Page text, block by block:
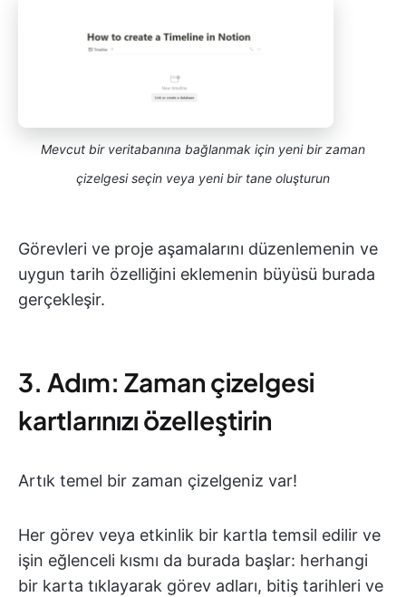
Mevcut bir veritabanına bağlanmak için yeni bir zaman
çizelgesi seçin veya yeni bir tane oluşturun
Görevleri ve proje aşamalarını düzenlemenin ve
uygun tarih özelliğini eklemenin büyüsü burada
gerçekleşir.
3. Adım: Zaman çizelgesi
kartlarınızı özelleştirin
Artık temel bir zaman çizelgeniz var!
Her görev veya etkinlik bir kartla temsil edilir ve
işin eğlenceli kısmı da burada başlar: herhangi
bir karta tıklayarak görev adları, bitiş tarihleri ve